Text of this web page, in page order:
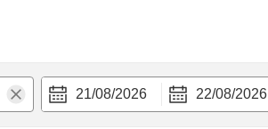
21/08/2026 22/08/2026
nghi